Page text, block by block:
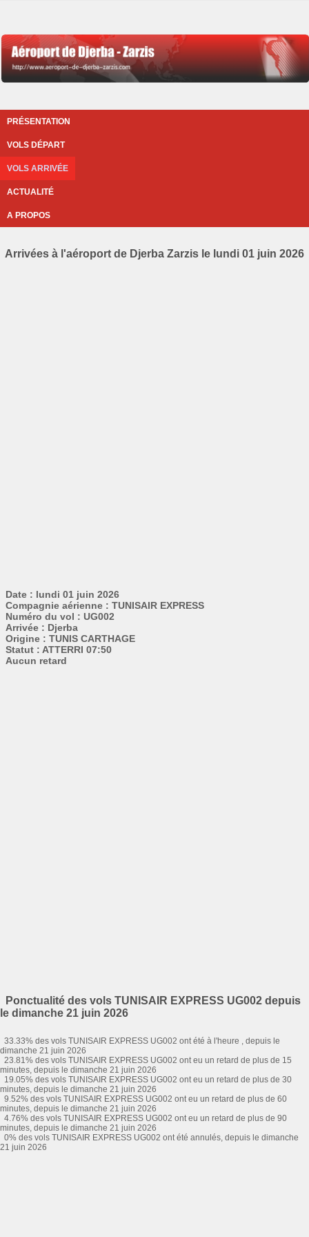
PRÉSENTATION
VOLS DÉPART
VOLS ARRIVÉE
ACTUALITÉ
A PROPOS
Arrivées à l'aéroport de Djerba Zarzis le lundi 01 juin 2026
Date : lundi 01 juin 2026
Compagnie aérienne : TUNISAIR EXPRESS
Numéro du vol : UG002
Arrivée : Djerba
Origine : TUNIS CARTHAGE
Statut : ATTERRI 07:50
Aucun retard
Ponctualité des vols TUNISAIR EXPRESS UG002 depuis
le dimanche 21 juin 2026
33.33% des vols TUNISAIR EXPRESS UG002 ont été à l'heure , depuis le
dimanche 21 juin 2026
23.81% des vols TUNISAIR EXPRESS UG002 ont eu un retard de plus de 15
minutes, depuis le dimanche 21 juin 2026
19.05% des vols TUNISAIR EXPRESS UG002 ont eu un retard de plus de 30
minutes, depuis le dimanche 21 juin 2026
9.52% des vols TUNISAIR EXPRESS UG002 ont eu un retard de plus de 60
minutes, depuis le dimanche 21 juin 2026
4.76% des vols TUNISAIR EXPRESS UG002 ont eu un retard de plus de 90
minutes, depuis le dimanche 21 juin 2026
0% des vols TUNISAIR EXPRESS UG002 ont été annulés, depuis le dimanche
21 juin 2026